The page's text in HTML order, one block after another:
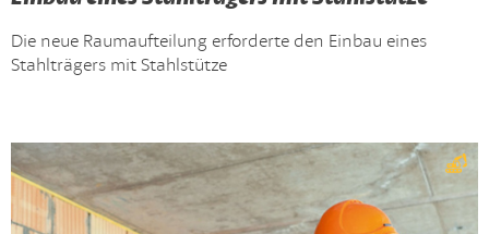
Die neue Raumaufteilung erforderte den Einbau eines
Stahlträgers mit Stahlstütze